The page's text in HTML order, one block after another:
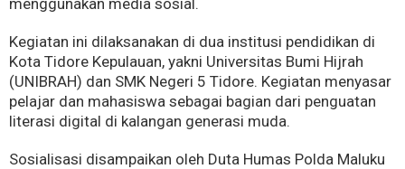
menggunakan media sosial.
Kegiatan ini dilaksanakan di dua institusi pendidikan di
Kota Tidore Kepulauan, yakni Universitas Bumi Hijrah
(UNIBRAH) dan SMK Negeri 5 Tidore. Kegiatan menyasar
pelajar dan mahasiswa sebagai bagian dari penguatan
literasi digital di kalangan generasi muda.
Sosialisasi disampaikan oleh Duta Humas Polda Maluku